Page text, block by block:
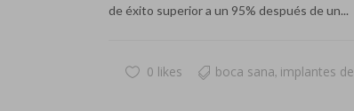
de éxito superior a un 95% después de un...
0 likes boca sana, implantes